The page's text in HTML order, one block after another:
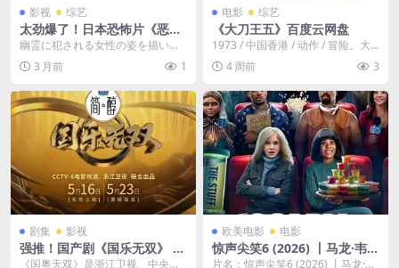
影视 综艺
太劲爆了！日本恐怖片《恶灵
春梦》 2019 中文字幕 未删减
限时转存
幽霊に犯される女性の姿を描いた
エロティックホラー。恋人と別れ
て傷心の詩織は、夜ご...
3 月前 1
电影 综艺
《大刀王五》百度云网盘
1973 / 中国香港 / 动作 / 冒险。大
刀王五（陈观泰 饰）本为北京城内
豪...4 周前 3
剧集 影视
强推！国产剧《国乐无双》 20
26 中文字幕 未删减 限时转存
《国粤无双》是浙江卫视、中央宣
欧美电影 电影
惊声尖笑6 (2026) 丨马龙·韦恩
斯 / 肖恩·韦恩斯主演丨喜剧 /
片名：惊声尖笑6 (2026) 丨马龙·韦